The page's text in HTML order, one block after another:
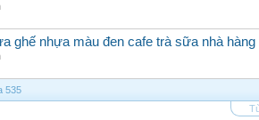
ghế nhựa màu đen cafe trà sữa nhà hàng
535